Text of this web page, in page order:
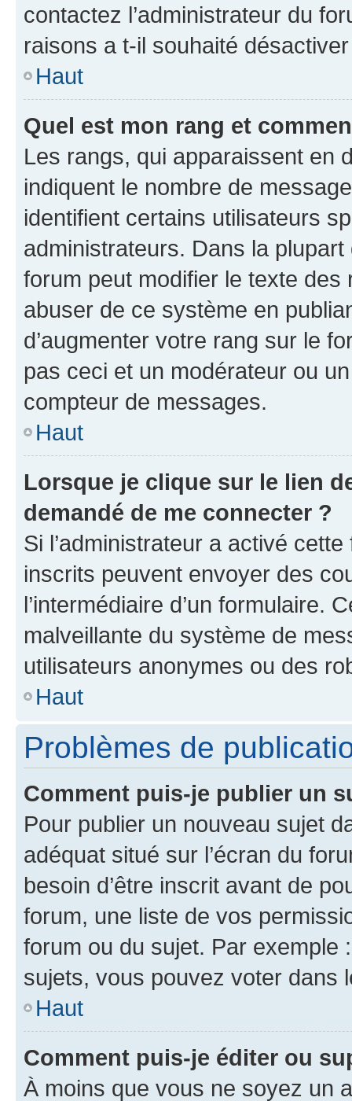
contactez l’administrateur du
raisons a t-il souhaité
Haut
Quel est mon rang et
Les rangs, qui apparaissent en
indiquent le nombre de
identifient certains utilisateurs
administrateurs. Dans la
forum peut modifier le texte
abuser de ce système en
d’augmenter votre rang sur le
pas ceci et un modérateur ou
compteur de messages.
Haut
Lorsque je clique sur le lien
demandé de me connecter ?
Si l’administrateur a activé
inscrits peuvent envoyer des
l’intermédiaire d’un formulaire.
malveillante du système de
utilisateurs anonymes ou des
Haut
Problèmes de
Comment puis-je publier un
Pour publier un nouveau sujet
adéquat situé sur l’écran du
besoin d’être inscrit avant de
forum, une liste de vos
forum ou du sujet. Par exemple
sujets, vous pouvez voter dans
Haut
Comment puis-je éditer ou
À moins que vous ne soyez un